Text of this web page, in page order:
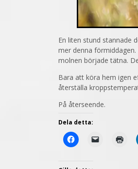
En liten stund stannade
mer denna
molnen började tätna.
Bara att köra hem igen
återställa
På återseende.
Dela detta: